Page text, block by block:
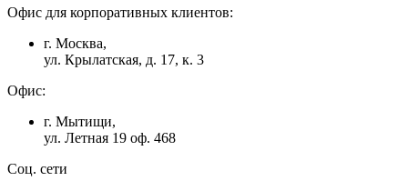
Офис для корпоративных клиентов:
г. Москва,
ул. Крылатская, д. 17, к. 3
Офис:
г. Мытищи,
ул. Летная 19 оф. 468
Соц. сети